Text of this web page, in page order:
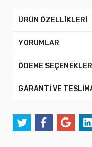
ÜRÜN ÖZELLİKLERİ
YORUMLAR
ÖDEME
GARANTİ VE